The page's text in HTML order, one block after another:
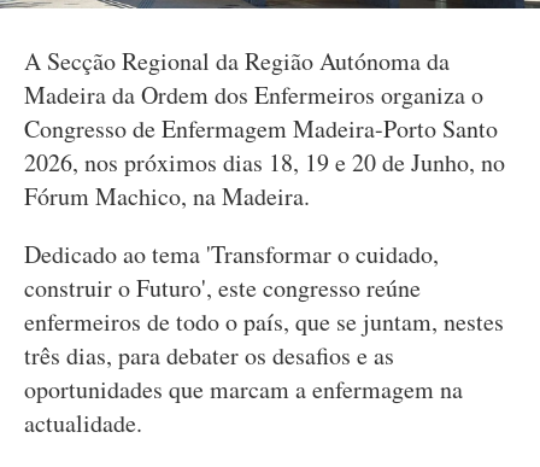
A Secção Regional da Região Autónoma da
Madeira da Ordem dos Enfermeiros organiza o
Congresso de Enfermagem Madeira-Porto Santo
2026, nos próximos dias 18, 19 e 20 de Junho, no
Fórum Machico, na Madeira.
Dedicado ao tema 'Transformar o cuidado,
construir o Futuro', este congresso reúne
enfermeiros de todo o país, que se juntam, nestes
três dias, para debater os desafios e as
oportunidades que marcam a enfermagem na
actualidade.